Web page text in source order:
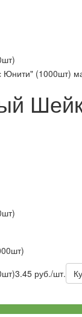
3.45 руб./шт.